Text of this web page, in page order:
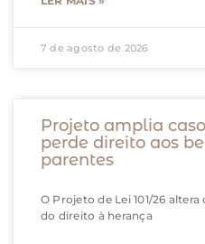
7 de agosto de 2026
Projeto amplia
perde direito aos
parentes
O Projeto de Lei 101/26
do direito à herança